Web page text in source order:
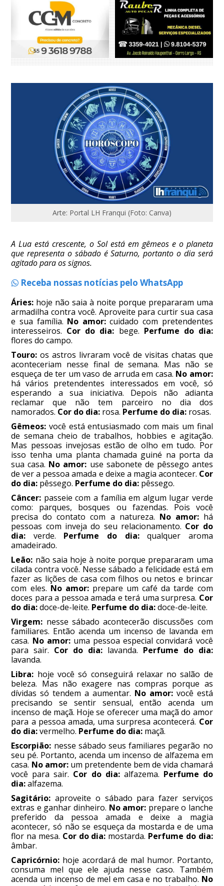
Arte: Portal LH Franqui (Foto: Canva)
A Lua está crescente, o Sol está em gêmeos e o planeta
que representa o sábado é Saturno, portanto o dia será
agitado para os signos.
Receba nossas notícias pelo WhatsApp
Áries: hoje não saia à noite porque prepararam uma
armadilha contra você. Aproveite para curtir sua casa
e sua família. No amor:cuidado com pretendentes
interesseiros. Cor do dia: bege. Perfume do dia:
flores do campo.
Touro: os astros livraram você de visitas chatas que
aconteceriam nesse final de semana. Mas não se
esqueça de ter um vaso de arruda em casa. No amor:
há vários pretendentes interessados em você, só
esperando a sua iniciativa. Depois não adianta
reclamar que não tem parceiro no dia dos
namorados. Cor do dia: rosa. Perfume do dia: rosas.
Gêmeos: você está entusiasmado com mais um final
de semana cheio de trabalhos, hobbies e agitação.
Mas pessoas invejosas estão de olho em tudo. Por
isso tenha uma planta chamada guiné na porta da
sua casa. No amor: use sabonete de pêssego antes
de ver a pessoa amada e deixe a magia acontecer. Cor
do dia: pêssego. Perfume do dia: pêssego.
Câncer: passeie com a família em algum lugar verde
como: parques, bosques ou fazendas. Pois você
precisa do contato com a natureza. No amor:há
pessoas com inveja do seu relacionamento. Cor do
dia: verde. Perfume do dia:qualquer aroma
amadeirado.
Leão: não saia hoje à noite porque prepararam uma
cilada contra você. Nesse sábado a felicidade está em
fazer as lições de casa com filhos ou netos e brincar
com eles. No amor:prepare um café da tarde com
doces para a pessoa amada e terá uma surpresa. Cor
do dia:doce-de-leite. Perfume do dia:doce-de-leite.
Virgem: nesse sábado acontecerão discussões com
familiares. Então acenda um incenso de lavanda em
casa. No amor:uma pessoa especial convidará você
para sair. Cor do dia: lavanda. Perfume do dia:
lavanda.
Libra: hoje você só conseguirá relaxar no salão de
beleza. Mas não exagere nas compras porque as
dívidas só tendem a aumentar. No amor:você está
precisando se sentir sensual, então acenda um
incenso de maçã. Hoje se oferecer uma maçã do amor
para a pessoa amada, uma surpresa acontecerá. Cor
do dia:vermelho. Perfume do dia: maçã.
Escorpião: nesse sábado seus familiares pegarão no
seu pé. Portanto, acenda um incenso de alfazema em
casa. No amor:um pretendente bem de vida chamará
você para sair. Cor do dia:alfazema. Perfume do
dia:alfazema.
Sagitário: aproveite o sábado para fazer serviços
extras e ganhar dinheiro. No amor: prepare o lanche
preferido da pessoa amada e deixe a magia
acontecer, só não se esqueça da mostarda e de uma
flor na mesa. Cor do dia: mostarda. Perfume do dia:
âmbar.
Capricórnio: hoje acordará de mal humor. Portanto,
consuma mel que ele ajuda nesse caso. Também
acenda um incenso de mel em casa e no trabalho. No